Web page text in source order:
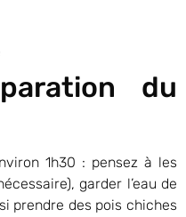
du
1h30 : pensez à les
garder l’eau de
prendre des pois chiches